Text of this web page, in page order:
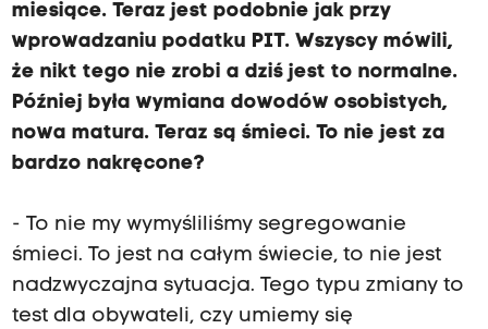
miesiące. Teraz jest podobnie jak przy
wprowadzaniu podatku PIT. Wszyscy mówili,
że nikt tego nie zrobi a dziś jest to normalne.
Później była wymiana dowodów osobistych,
nowa matura. Teraz są śmieci. To nie jest za
bardzo nakręcone?
- To nie my wymyśliliśmy segregowanie
śmieci. To jest na całym świecie, to nie jest
nadzwyczajna sytuacja. Tego typu zmiany to
test dla obywateli, czy umiemy się